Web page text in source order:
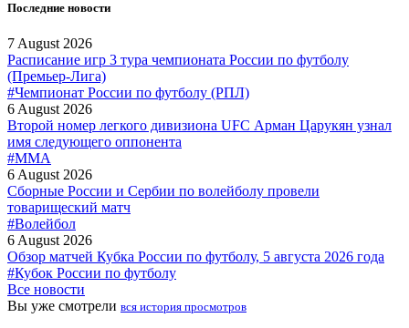
Последние новости
7 August 2026
Расписание игр 3 тура чемпионата России по футболу
(Премьер-Лига)
#Чемпионат России по футболу (РПЛ)
6 August 2026
Второй номер легкого дивизиона UFC Арман Царукян узнал
имя следующего оппонента
#MMA
6 August 2026
Сборные России и Сербии по волейболу провели
товарищеский матч
#Волейбол
6 August 2026
Обзор матчей Кубка России по футболу, 5 августа 2026 года
#Кубок России по футболу
Все новости
Вы уже смотрели вся история просмотров